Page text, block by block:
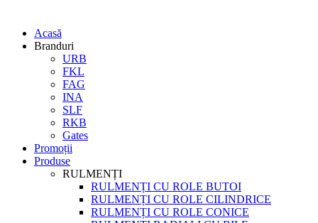
Acasă
Branduri
URB
FKL
FAG
INA
SLF
RKB
Gates
Promoții
Produse
RULMENȚI
RULMENȚI CU ROLE BUTOI
RULMENȚI CU ROLE CILINDRICE
RULMENȚI CU ROLE CONICE